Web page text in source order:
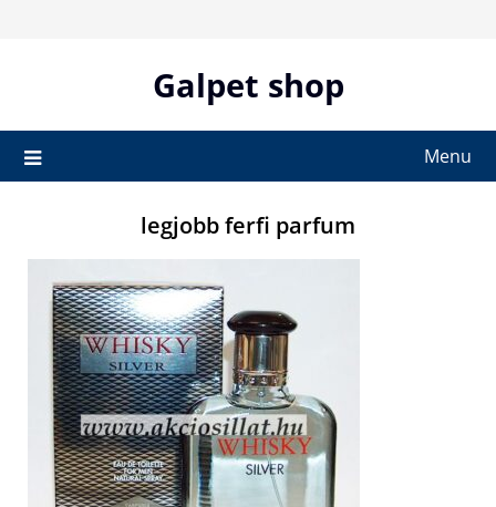
Galpet shop
Menu
legjobb ferfi parfum